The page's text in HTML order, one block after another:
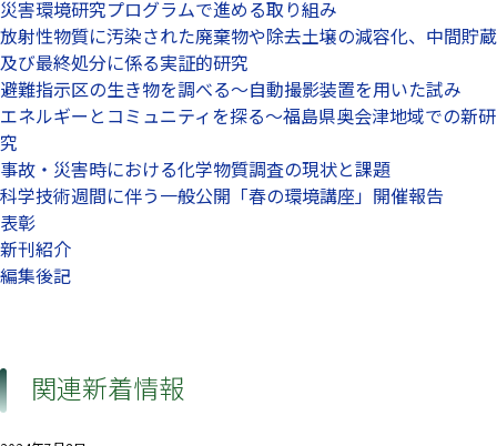
災害環境研究プログラムで進める取り組み
放射性物質に汚染された廃棄物や除去土壌の減容化、中間貯蔵
及び最終処分に係る実証的研究
避難指示区の生き物を調べる～自動撮影装置を用いた試み
エネルギーとコミュニティを探る～福島県奥会津地域での新研
究
事故・災害時における化学物質調査の現状と課題
科学技術週間に伴う一般公開「春の環境講座」開催報告
表彰
新刊紹介
編集後記
関連新着情報